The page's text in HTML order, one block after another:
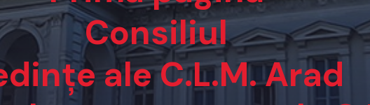
Consiliul
ale C.L.M. Arad